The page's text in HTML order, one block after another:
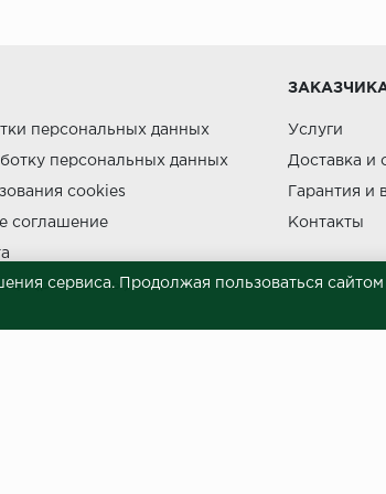
персональных данных
персональных данных
cookies
соглашение
(реквизиты)
Услуги
Доставка и
Гарантия и
Контакты
сервиса. Продолжая пользоваться